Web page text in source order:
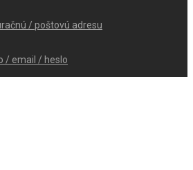
/ poštovú adresu
/ email / heslo